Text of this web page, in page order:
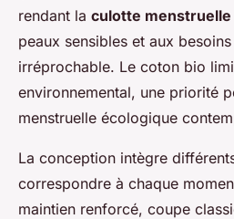
rendant la culotte menstruelle
peaux sensibles et aux besoins
irréprochable. Le coton bio
environnemental, une priorité
menstruelle écologique
La conception intègre
correspondre à chaque
maintien renforcé, coupe